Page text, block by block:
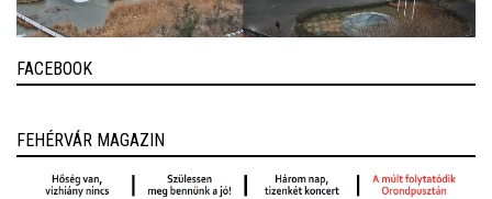
FACEBOOK
FEHÉRVÁR MAGAZIN